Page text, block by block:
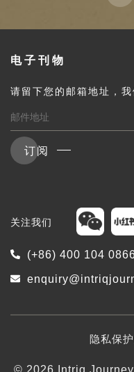
电子刊物
请留下您的邮箱地址，
订阅
关注我们
(+86) 400 104
隐私保